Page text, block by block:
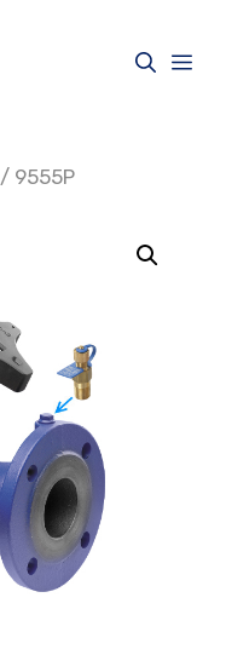
/ 9555P